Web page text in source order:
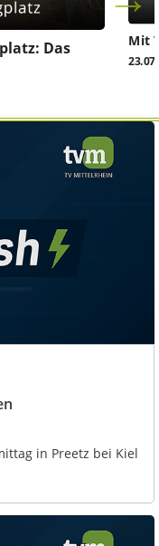
Das
Mit
in Preetz bei Kiel